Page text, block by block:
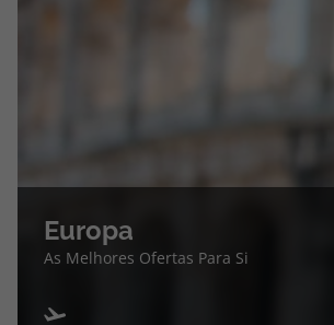
Europa
As Melhores Ofertas Para Si